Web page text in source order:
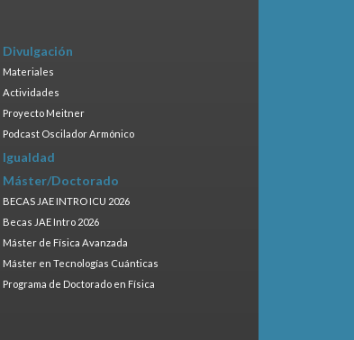
Divulgación
Materiales
Actividades
Proyecto Meitner
Podcast Oscilador Armónico
Igualdad
Máster/Doctorado
BECAS JAE INTRO ICU 2026
Becas JAE Intro 2026
Máster de Física Avanzada
Máster en Tecnologías Cuánticas
Programa de Doctorado en Física